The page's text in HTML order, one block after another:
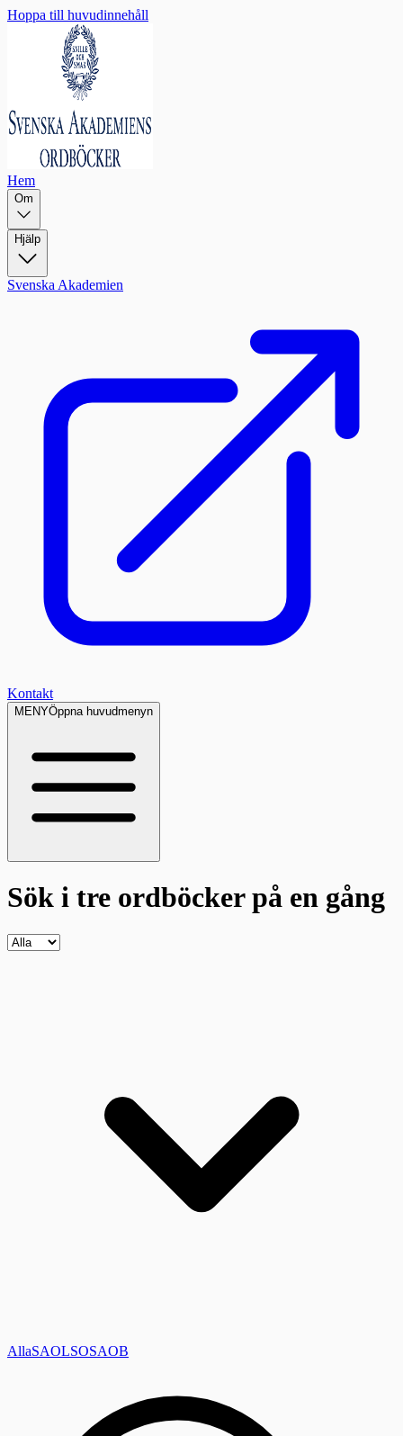
Hoppa till huvudinnehåll
Hem
Om
Hjälp
Svenska Akademien
Kontakt
MENYÖppna huvudmenyn
Sök i tre ordböckerpå en gång
AllaSAOLSOSAOB